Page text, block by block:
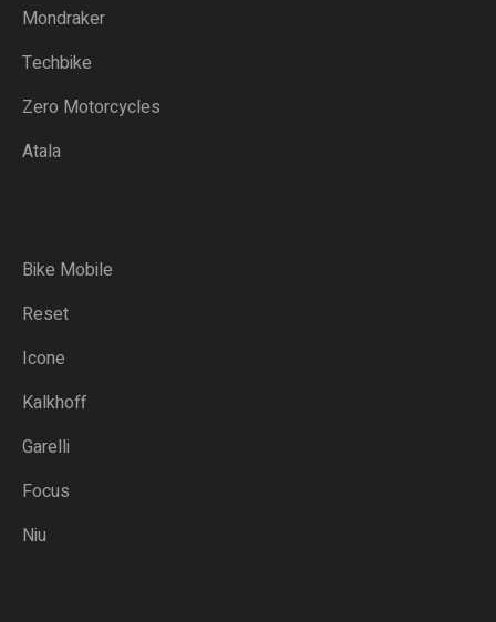
Mondraker
Techbike
Zero Motorcycles
Atala
Bike Mobile
Reset
Icone
Kalkhoff
Garelli
Focus
Niu